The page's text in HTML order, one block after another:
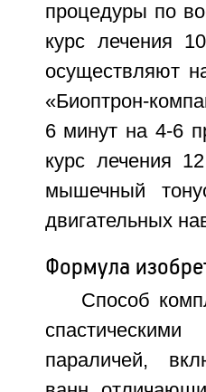
процедуры по
курс лечения
осуществляют
«Биоптрон-
6 минут на 4-6
курс лечения
мышечный
двигательных
Формула
Способ
параличей,